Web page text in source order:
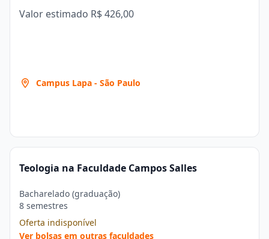
Valor estimado R$ 426,00
Campus Lapa - São Paulo
Teologia na Faculdade Campos Salles
Bacharelado (graduação)
8 semestres
Oferta indisponível
Ver bolsas em outras faculdades